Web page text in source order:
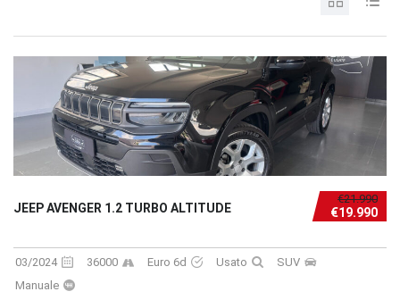
€21.990
€19.990
JEEP AVENGER 1.2 TURBO ALTITUDE
03/2024 36000 Euro 6d Usato
SUV
Manuale